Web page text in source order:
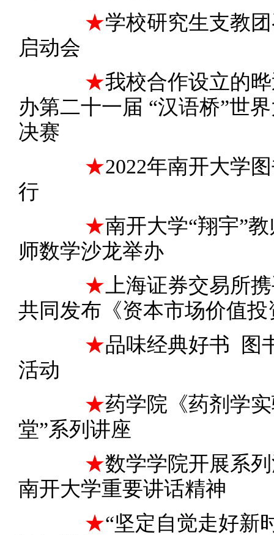
★学校研究生支教
启动会
★我校合作设立的
办第二十一届 “汉语桥”世
决赛
★2022年南开大学
行
★南开大学“翔宇”
师数学沙龙举办
★ 上海证券交易所
共同发布《资本市场价值
★品味经典好书 图
活动
★药学院《药剂学
堂”系列讲座
★数学学院开展系
南开大学重要讲话精神
★“坚定自觉走好新